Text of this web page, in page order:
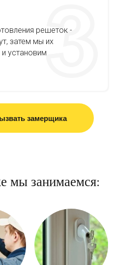
решеток -
затем мы их
установим
замерщика
мы занимаемся: